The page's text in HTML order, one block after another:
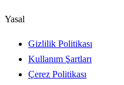
Yasal
Gizlilik Politikası
Kullanım Şartları
Çerez Politikası